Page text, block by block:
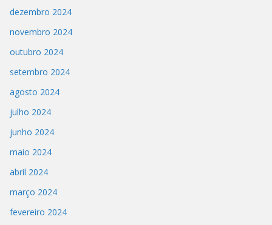
dezembro 2024
novembro 2024
outubro 2024
setembro 2024
agosto 2024
julho 2024
junho 2024
maio 2024
abril 2024
março 2024
fevereiro 2024